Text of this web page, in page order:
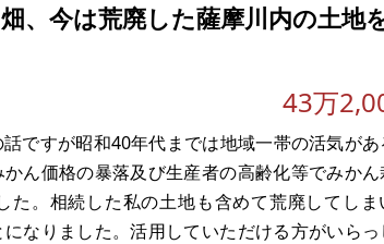
、今は荒廃した薩摩川内の土地
43万
ですが昭和40年代までは地域一帯の活気が
ん価格の暴落及び生産者の高齢化等でみかん
た。相続した私の土地も含めて荒廃してしま
なりました。活用していただける方がいら